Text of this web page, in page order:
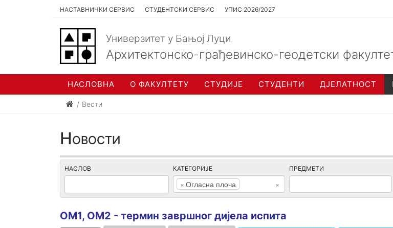
НАСТАВНИЧКИ СЕРВИС СТУДЕНТСКИ СЕРВИС УПИС 2026/2027
Универзитет у Бањој Луци
Архитектонско-грађевинско-геодетски
НАСЛОВНА О ФАКУЛТЕТУ СТУДИЈЕ СТУДЕНТИ ДЈЕЛАТНОСТ
Вести
Новости
НАСЛОВ КАТЕГОРИЈЕ
×
× Огласна плоча
ПРЕДМЕТИ
ОМ1, ОМ2 - термин завршног дијела испита